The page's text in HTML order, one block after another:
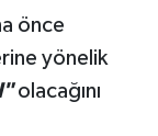
önce
yönelik
olacağını